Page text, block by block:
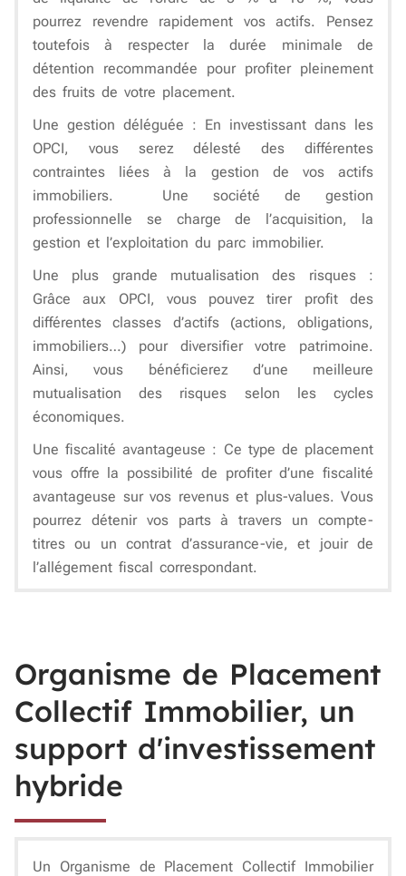
pourrez revendre rapidement vos actifs. Pensez
toutefois à respecter la durée minimale de
détention recommandée pour profiter pleinement
des fruits de votre placement.
Une gestion déléguée : En investissant dans les
OPCI, vous serez délesté des différentes
contraintes liées à la gestion de vos actifs
immobiliers. Une société de gestion
professionnelle se charge de l’acquisition, la
gestion et l’exploitation du parc immobilier.
Une plus grande mutualisation des risques :
Grâce aux OPCI, vous pouvez tirer profit des
différentes classes d’actifs (actions, obligations,
immobiliers…) pour diversifier votre patrimoine.
Ainsi, vous bénéficierez d’une meilleure
mutualisation des risques selon les cycles
économiques.
Une fiscalité avantageuse : Ce type de placement
vous offre la possibilité de profiter d’une fiscalité
avantageuse sur vos revenus et plus-values. Vous
pourrez détenir vos parts à travers un compte-
titres ou un contrat d’assurance-vie, et jouir de
l’allégement fiscal correspondant.
Organisme de Placement
Collectif Immobilier, un
support d'investissement
hybride
Un Organisme de Placement Collectif Immobilier